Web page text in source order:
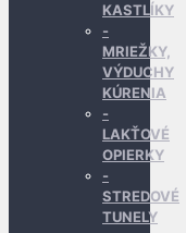
KASTLÍKY
MRIEŽKY,
VÝDUCHY
KÚRENIA
LAKŤOVÉ
OPIERKY
STREDOVÉ
TUNELY